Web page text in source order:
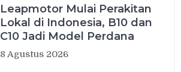
Leapmotor Mulai Perakitan
Lokal di Indonesia, B10 dan
C10 Jadi Model Perdana
8 Agustus 2026